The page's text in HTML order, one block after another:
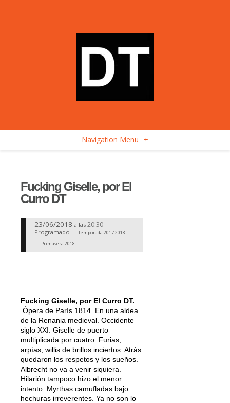
Navigation Menu +
Fucking Giselle, por El
Curro DT
23/06/2018 a las 20:30
Programado
Temporada 2017 2018
Primavera 2018
Fucking Giselle, por El Curro DT.
Ópera de París 1814. En una aldea
de la Renania medieval. Occidente
siglo XXI. Giselle de puerto
multiplicada por cuatro. Furias,
arpías, willis de brillos inciertos. Atrás
quedaron los respetos y los sueños.
Albrecht no va a venir siquiera.
Hilarión tampoco hizo el menor
intento. Myrthas camufladas bajo
hechuras irreverentes. Ya no son lo